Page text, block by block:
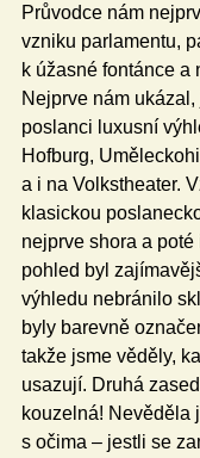
Průvodce nám
vzniku parlamentu,
k úžasné fontánce
Nejprve nám
poslanci luxusní
Hofburg,
a i na Volkstheater.
klasickou
nejprve shora a
pohled byl
výhledu nebránilo
byly barevně
takže jsme věděly,
usazují. Druhá
kouzelná! Nevěděla
s očima – jestli se